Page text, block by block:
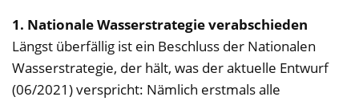
1. Nationale Wasserstrategie verabschieden
Längst überfällig ist ein Beschluss der Nationalen
Wasserstrategie, der hält, was der aktuelle Entwurf
(06/2021) verspricht: Nämlich erstmals alle